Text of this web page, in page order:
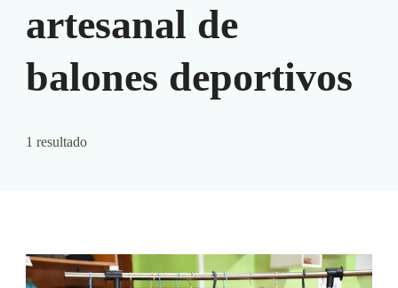
artesanal de
balones deportivos
1 resultado